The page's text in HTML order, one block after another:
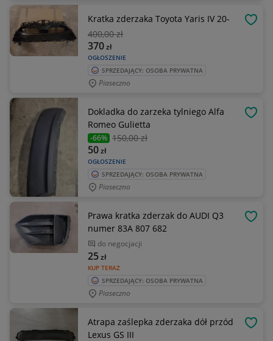
Kratka zderzaka Toyota Yaris IV 20-
400,00 zł
OGŁOSZENIE
370zł
SPRZEDAJĄCY: OSOBA PRYWATNA
Piaseczno
Dokladka do zarzeka tylniego Alfa
Romeo Gulietta
-66% 150,00 zł
OGŁOSZENIE
50zł
SPRZEDAJĄCY: OSOBA PRYWATNA
Piaseczno
Prawa kratka zderzak do AUDI Q3
numer 83A 807 682
do negocjacji
KUP TERAZ
25zł
SPRZEDAJĄCY: OSOBA PRYWATNA
Piaseczno
Atrapa zaślepka zderzaka dół przód
Lexus GS III